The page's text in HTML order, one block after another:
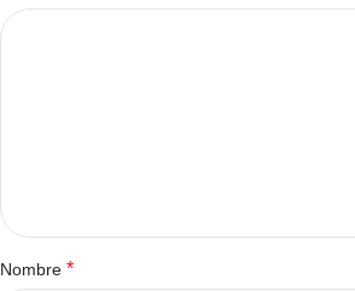
Nombre *